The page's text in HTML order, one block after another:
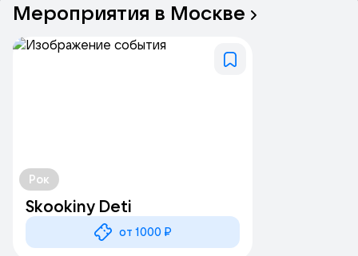
Мероприятия в Москве
Рок
Skookiny Deti
от 1000 ₽